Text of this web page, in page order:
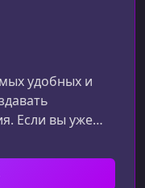
удобных и
Если вы уже
перейти к
поможет понять
структуру